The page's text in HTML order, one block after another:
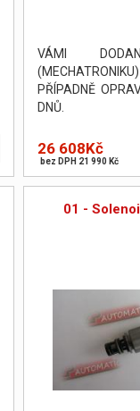
VÁMI
PŘÍPADNĚ
DNŮ.
26 608Kč
bez DPH 21 990 Kč
01 -